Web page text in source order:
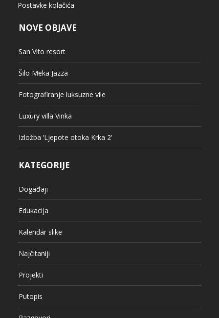
Postavke kolačića
NOVE OBJAVE
San Vito resort
Šilo Meka Jazza
Fotografiranje luksuzne vile
Luxury villa Vinka
Izložba ‘Ljepote otoka Krka 2’
KATEGORIJE
Događaji
Edukacija
Kalendar slike
Najčitaniji
Projekti
Putopis